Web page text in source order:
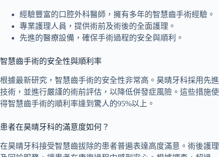
經驗豐富的口腔外科醫師，擁有多年的智慧齒手術經驗。
專業護理人員，提供術前及術後的全面護理。
先進的醫療設備，確保手術過程的安全與順利。
智慧齒手術的安全性與順利率
根據最新研究，智慧齒手術的安全性非常高。昊晴牙科採用先進
技術，並進行嚴謹的術前評估，以降低併發症風險。這些措施使
得智慧齒手術的順利率達到驚人的95%以上。
患者在昊晴牙科的滿意度如何？
在昊晴牙科接受智慧齒拔除的患者普遍表達高度滿意。術後護理